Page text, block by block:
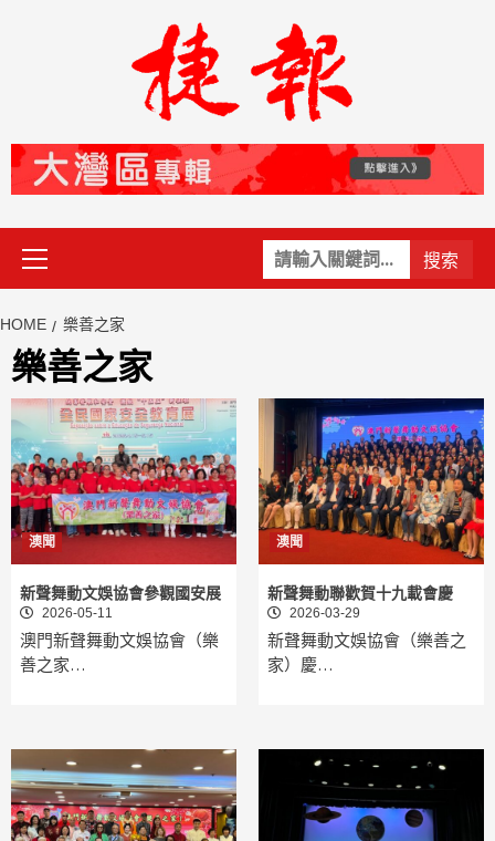
關
鍵
Primary
Menu
HOME 樂善之家
樂善之家
澳聞
新聲舞動文娛協會參觀國安展
2026-05-11
澳門新聲舞動文娛協會（樂
善之家…
澳聞
新聲舞動聯歡賀十九載會慶
2026-03-29
新聲舞動文娛協會（樂善之
家）慶…